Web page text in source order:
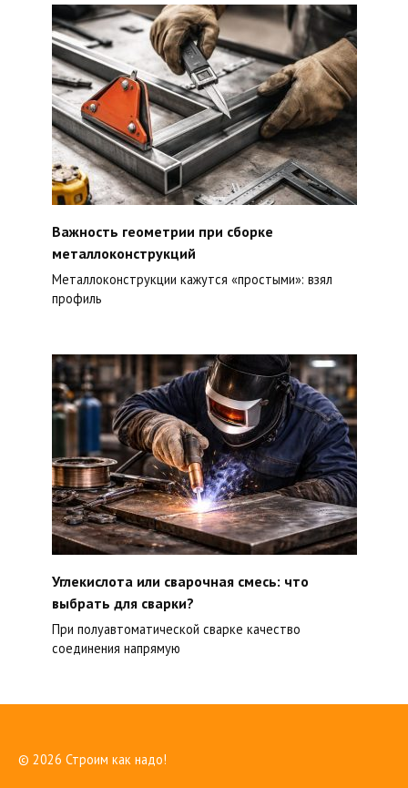
Важность геометрии при сборке
металлоконструкций
Металлоконструкции кажутся «простыми»: взял
профиль
Углекислота или сварочная смесь: что
выбрать для сварки?
При полуавтоматической сварке качество
соединения напрямую
© 2026 Строим как надо!